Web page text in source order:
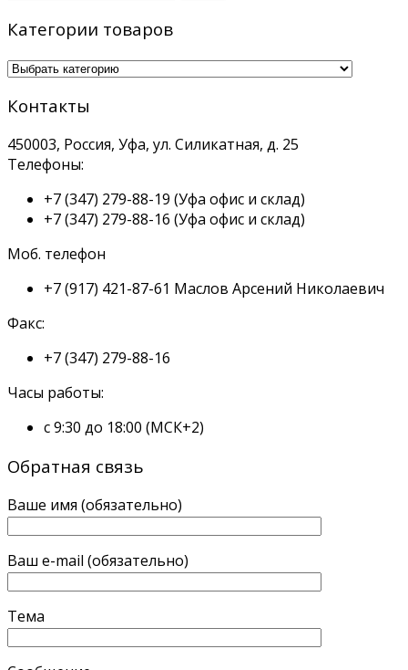
Категории товаров
Контакты
450003, Россия, Уфа, ул. Силикатная, д. 25
Телефоны:
+7 (347) 279-88-19 (Уфа офис и склад)
+7 (347) 279-88-16 (Уфа офис и склад)
Моб. телефон
+7 (917) 421-87-61 Маслов Арсений Николаевич
Факс:
+7 (347) 279-88-16
Часы работы:
с 9:30 до 18:00 (МСК+2)
Обратная связь
Ваше имя (обязательно)
Ваш e-mail (обязательно)
Тема